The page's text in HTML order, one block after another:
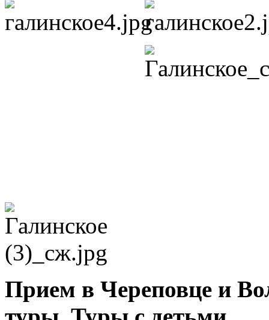
Прием в Череповце и